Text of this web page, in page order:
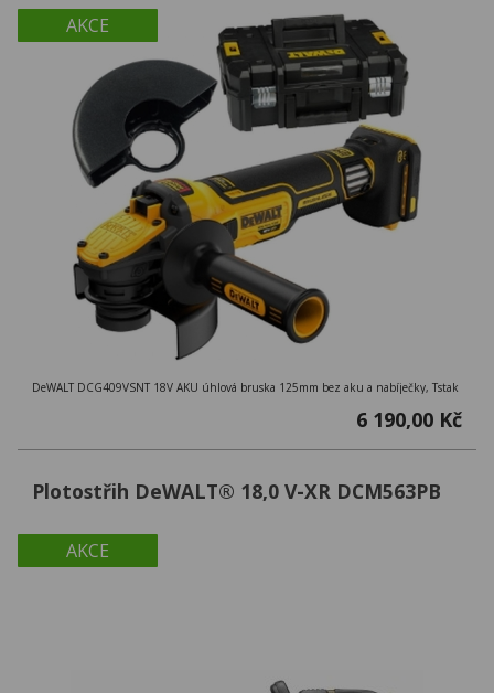
AKCE
DeWALT DCG409VSNT 18V AKU úhlová bruska 125mm bez aku a nabíječky, Tstak
6 190,00 Kč
AKCE
Plotostřih DeWALT® 18,0 V-XR DCM563PB